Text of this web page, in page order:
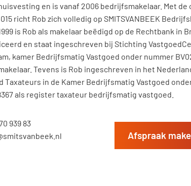
en is vanaf 2006 bedrijfsmakelaar. Met de
richt Rob zich volledig op SMITSVANBEEK
is Rob als makelaar beëdigd op de Rechtbank in
en staat ingeschreven bij Stichting
kamer Bedrijfsmatig Vastgoed onder nummer
Tevens is Rob ingeschreven in het
Taxateurs in de Kamer Bedrijfsmatig Vastgoed
als register taxateur bedrijfsmatig vastgoed.
939 83
Afspraak